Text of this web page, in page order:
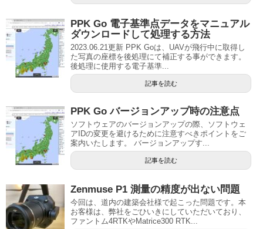
PPK Go 電子基準点データをマニュアル
ダウンロードして処理する方法
2023.06.21更新 PPK Goは、UAVが飛行中に取得し
た写真の座標を後処理にて補正する事ができます。
後処理に使用する電子基準...
記事を読む
PPK Go バージョンアップ時の注意点
ソフトウェアのバージョンアップの際、ソフトウェ
アIDの変更を避けるために注意すべきポイントをご
案内いたします。 バージョンアップす...
記事を読む
Zenmuse P1 測量の精度が出ない問題
今回は、道内の建築会社様で起こった問題です。本
お客様は、弊社をごひいきにしていただいており、
ファントム4RTKやMatrice300 RTK...